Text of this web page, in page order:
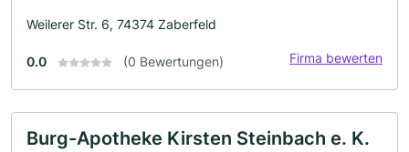
Weilerer Str. 6, 74374 Zaberfeld
0.0 (0 Bewertungen) Firma bewerten
Burg-Apotheke Kirsten Steinbach e. K.